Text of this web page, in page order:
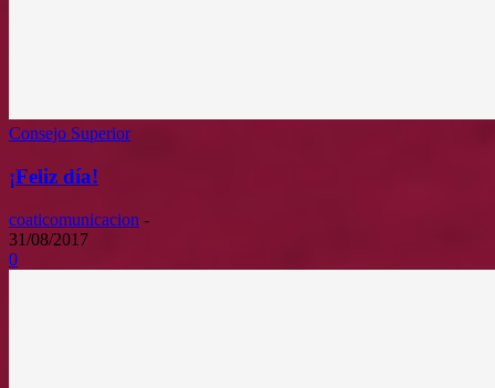
Consejo Superior
¡Feliz día!
coaticomunicacion -
31/08/2017
0